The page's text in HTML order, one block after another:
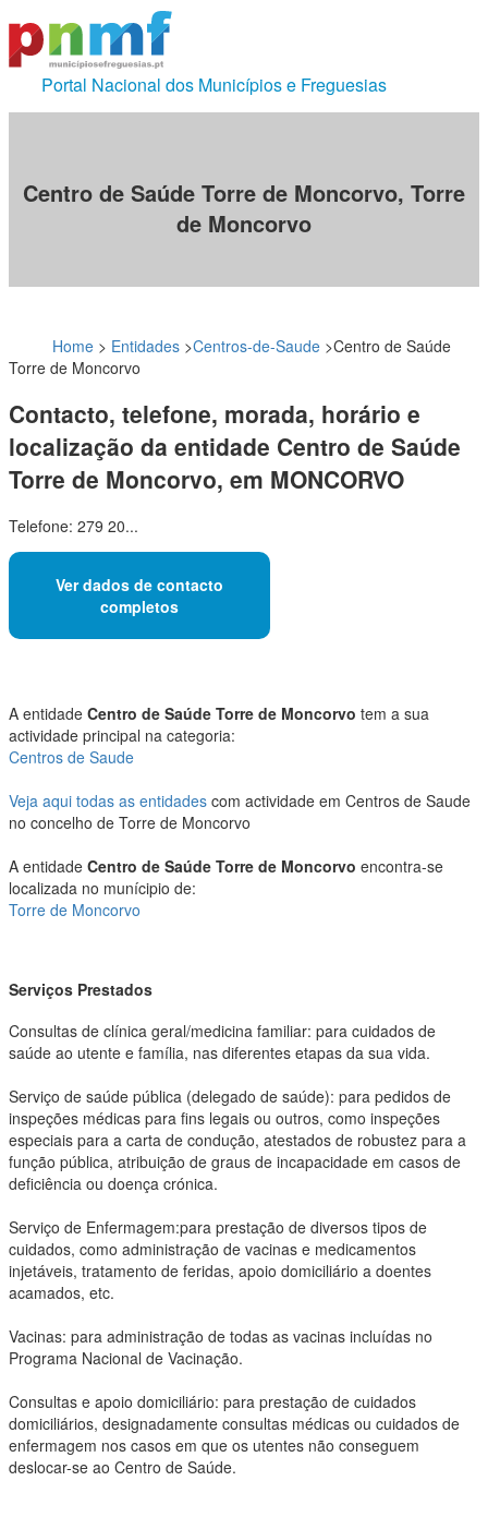
Portal Nacional dos Municípios e Freguesias
Centro de Saúde Torre de Moncorvo, Torre
de Moncorvo
Home > Entidades >Centros-de-Saude >Centro de Saúde
Torre de Moncorvo
Contacto, telefone, morada, horário e
localização da entidade Centro de Saúde
Torre de Moncorvo, em MONCORVO
Telefone: 279 20...
Ver dados de contacto
completos
A entidade Centro de Saúde Torre de Moncorvo tem a sua
actividade principal na categoria:
Centros de Saude
Veja aqui todas as entidades com actividade em Centros de Saude
no concelho de Torre de Moncorvo
A entidade Centro de Saúde Torre de Moncorvo encontra-se
localizada no munícipio de:
Torre de Moncorvo
Serviços Prestados
Consultas de clínica geral/medicina familiar: para cuidados de
saúde ao utente e família, nas diferentes etapas da sua vida.
Serviço de saúde pública (delegado de saúde): para pedidos de
inspeções médicas para fins legais ou outros, como inspeções
especiais para a carta de condução, atestados de robustez para a
função pública, atribuição de graus de incapacidade em casos de
deficiência ou doença crónica.
Serviço de Enfermagem:para prestação de diversos tipos de
cuidados, como administração de vacinas e medicamentos
injetáveis, tratamento de feridas, apoio domiciliário a doentes
acamados, etc.
Vacinas: para administração de todas as vacinas incluídas no
Programa Nacional de Vacinação.
Consultas e apoio domiciliário: para prestação de cuidados
domiciliários, designadamente consultas médicas ou cuidados de
enfermagem nos casos em que os utentes não conseguem
deslocar-se ao Centro de Saúde.